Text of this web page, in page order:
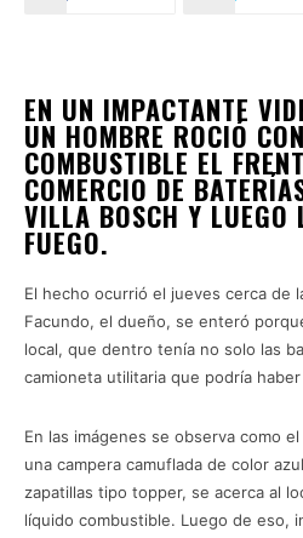
EN UN IMPACTANTE
UN HOMBRE ROCIÓ
COMBUSTIBLE EL
COMERCIO DE
VILLA BOSCH Y LUEGO
FUEGO.
El hecho ocurrió el jueves cerca de
Facundo, el dueño, se enteró
local, que dentro tenía no solo las
camioneta utilitaria que podría
En las imágenes se observa como
una campera camuflada de color
zapatillas tipo topper, se acerca al
líquido combustible. Luego de eso,